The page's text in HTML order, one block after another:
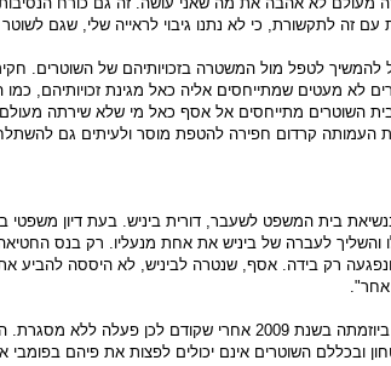
זה לתקשורת, כי לא נתנו גיבוי לראייה שלי, שגם לשוטר
לטפל מול המשטרה בזכויותיהם של השוטרים.
לא מעטים שמתייחסים אליה כאל מגינת זכויותיהם, כמו
השוטרים מתייחסים אל אסף כאל מי שלא שירתה
העמותה קרדום חפירה להטפת מוסר ולעיתים גם
בית המשפט לשעבר, דורית ביניש. בעת דיון משפטי
והשליך לעברה של ביניש את אחת מנעליו. רק בנס
רק בידה. אסף, שנטרה לביניש, לא היססה להביע
העמותה לזכויות השוטרים הוקמה ביוזמתה בשנת 2009 אחרי שקודם
ובכללם השוטרים אינם יכולים לפצות את פיהם בפומבי